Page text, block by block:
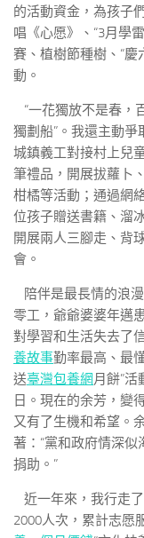
的活動資金，為孩子
唱《心愿》、“3月學
賽、植樹節種樹、“慶
動。
“一花獨放不是春，
獨劃船”。我還主動
城鎮義工對接村上兒
筆禮品，開展拔蘿卜
柑橘等活動；通過網
位孩子贈送書籍、溜
開展兩人三腳走、背
會。
陪伴是最長情的浪
零工，爺爺婆婆年邁
對學習和生活失去了
養故事勤率最高、最
送臺灣包養網月餅”
日。現在的余芳，變
又有了生機和希望。
著：“黨和政府情深
捐助。”
近一年來，我行走
2000人次，累計志愿